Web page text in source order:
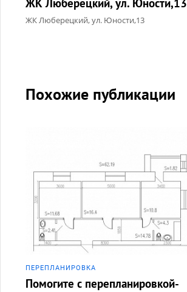
ЖК Люберецкий, ул. Юности,13
ЖК Люберецкий, ул. Юности,13
Похожие публикации
ПЕРЕПЛАНИРОВКА
Помогите с перепланировкой-